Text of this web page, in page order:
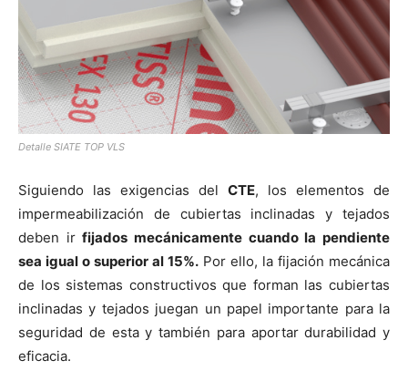
Detalle SIATE TOP VLS
Siguiendo las exigencias del CTE, los elementos de
impermeabilización de cubiertas inclinadas y tejados
deben irfijados mecánicamente cuando la pendiente
sea igual o superior al 15%. Por ello, la fijación mecánica
de los sistemas constructivos que forman las cubiertas
inclinadas y tejados juegan un papel importante para la
seguridad de esta y también para aportar durabilidad y
eficacia.